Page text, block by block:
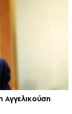
Αγγελικούση